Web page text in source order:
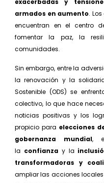
exacerbadas y
armados en aumento.
encuentran en el centro
fomentar la paz, la
comunidades.
Sin embargo, entre la
la renovación y la
Sostenible (ODS) se
colectivo, lo que hace
noticias positivas y los
propicio para elecciones
gober­nanza mundial,
la confianza y la
transformadoras y
ampliar las acciones